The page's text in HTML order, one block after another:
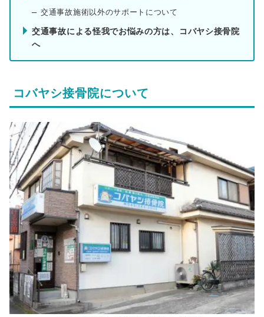
交通事故施術以外のサポートについて
交通事故による怪我でお悩みの方は、コバヤシ接骨院
へ
コバヤシ接骨院について